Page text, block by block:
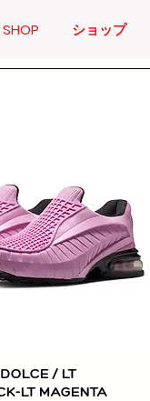
SHOP ショップ
快速瀏覽/ LT
LT MAGENTA